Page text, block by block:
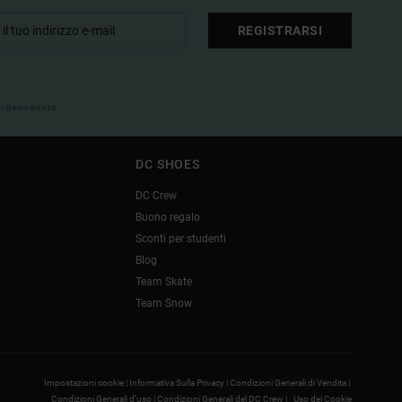
REGISTRARSI
benvenuto
DC SHOES
DC Crew
Buono regalo
Sconti per studenti
Blog
Team Skate
Team Snow
Impostazioni cookie | Informativa Sulla Privacy |Condizioni Generali di Vendita |
Condizioni Generali d’uso |Condizioni Generali del DC Crew | Uso dei Cookie